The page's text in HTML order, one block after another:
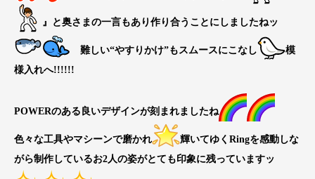
』と奥さまの一言もあり作り合うことにしましたねッ
難しい“やすりかけ”もスムースにこなし
模
様入れへ!!!!!!
POWERのある良いデザインが刻まれましたね
色々な工具やマシーンで磨かれ
輝いてゆくRingを感動しな
がら制作しているお2人の姿がとても印象に残っていますッ